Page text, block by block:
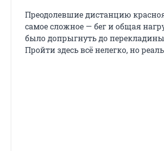
Преодолевшие дистанцию
самое сложное — бег и общая
было допрыгнуть до
Пройти здесь всё нелегко, но